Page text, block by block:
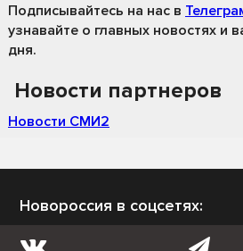
Подписывайтесь на нас в
узнавайте о главных новостях и
дня.
Новости партнеров
Новости СМИ2
Новороссия в соцсетях: